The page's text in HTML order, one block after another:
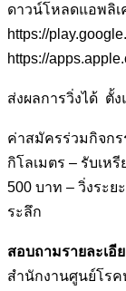
ดาวน์โหลดแอพลิเ
https://
https://
ส่งผลการวิ่งได้ ตั้
ค่าสมัครร่วมกิจกร
กิโลเมตร – รับเห
500 บาท – วิ่งระย
ระลึก
สอบถามรายละเอี
สำนักงานศูนย์โรค